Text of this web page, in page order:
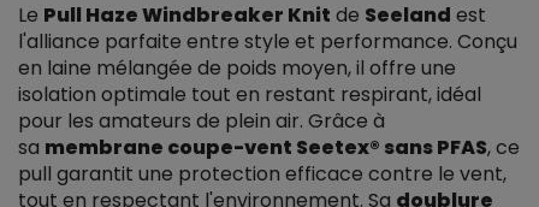
Le Pull Haze Windbreaker Knit de Seeland est
l'alliance parfaite entre style et performance. Conçu
en laine mélangée de poids moyen, il offre une
isolation optimale tout en restant respirant, idéal
pour les amateurs de plein air. Grâce à
sa membrane coupe-vent Seetex® sans PFAS, ce
pull garantit une protection efficace contre le vent,
tout en respectant l'environnement. Sa doublure